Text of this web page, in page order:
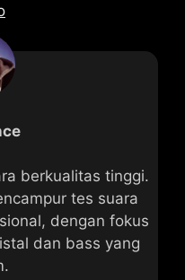
berkualitas tinggi.
tes suara
dengan fokus
dan bass yang